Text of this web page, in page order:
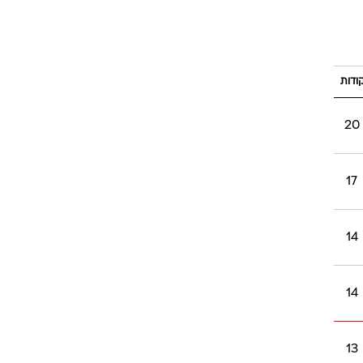
20
17
14
14
13